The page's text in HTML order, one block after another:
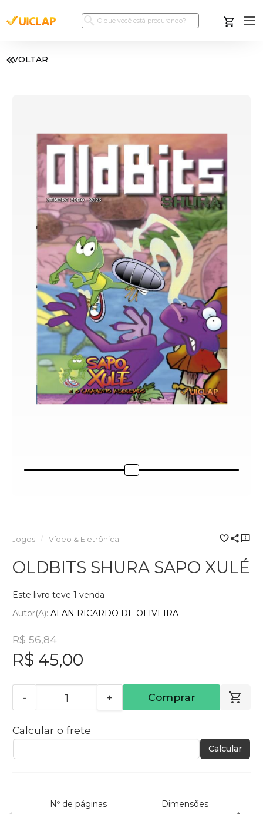
VOLTAR
Jogos Vídeo & Eletrônica
OLDBITS SHURA SAPO XULÉ
Este livro teve 1 venda
Autor(a): ALAN RICARDO DE OLIVEIRA
R$ 56,84
R$ 45,00
- + Comprar
Calcular o frete
Calcular
Nº de páginas Dimensões